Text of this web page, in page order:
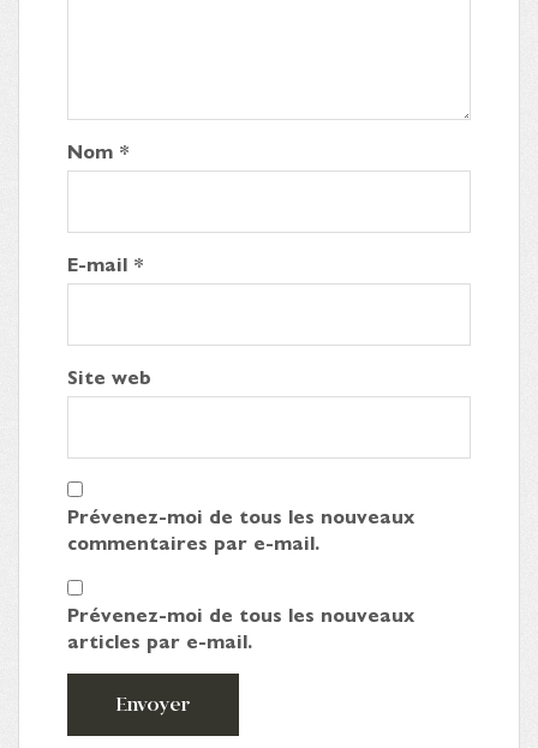
Nom *
E-mail *
Site web
Prévenez-moi de tous les nouveaux
commentaires par e-mail.
Prévenez-moi de tous les nouveaux
articles par e-mail.
Envoyer